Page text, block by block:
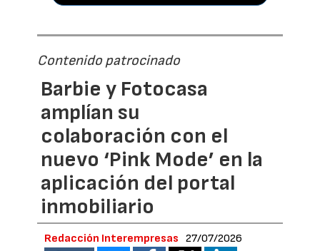
Contenido patrocinado
Barbie y Fotocasa
amplían su
colaboración con el
nuevo ‘Pink Mode’ en la
aplicación del portal
inmobiliario
Redacción Interempresas 27/07/2026